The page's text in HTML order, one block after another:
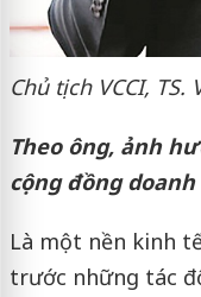
Chủ tịch VCCI, TS.
Theo ông, ảnh
cộng đồng
Là một nền kinh
trước những tác